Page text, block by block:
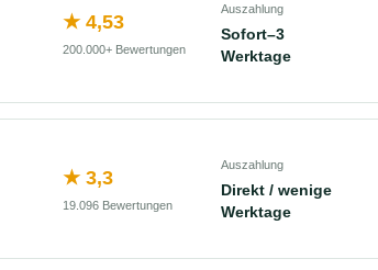
★ 4,53
200.000+ Bewertungen
Auszahlung
Sofort–3
Werktage
★ 3,3
19.096 Bewertungen
Auszahlung
Direkt / wenige
Werktage